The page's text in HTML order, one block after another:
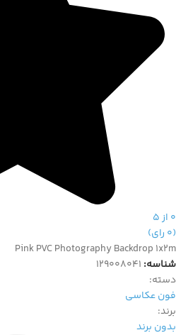
0 از 5
(0 رای)
Pink PVC Photography Backdrop 1x2m
شناسه: 129008041
دسته‌:
فون عکاسی
برند:
بدون برند